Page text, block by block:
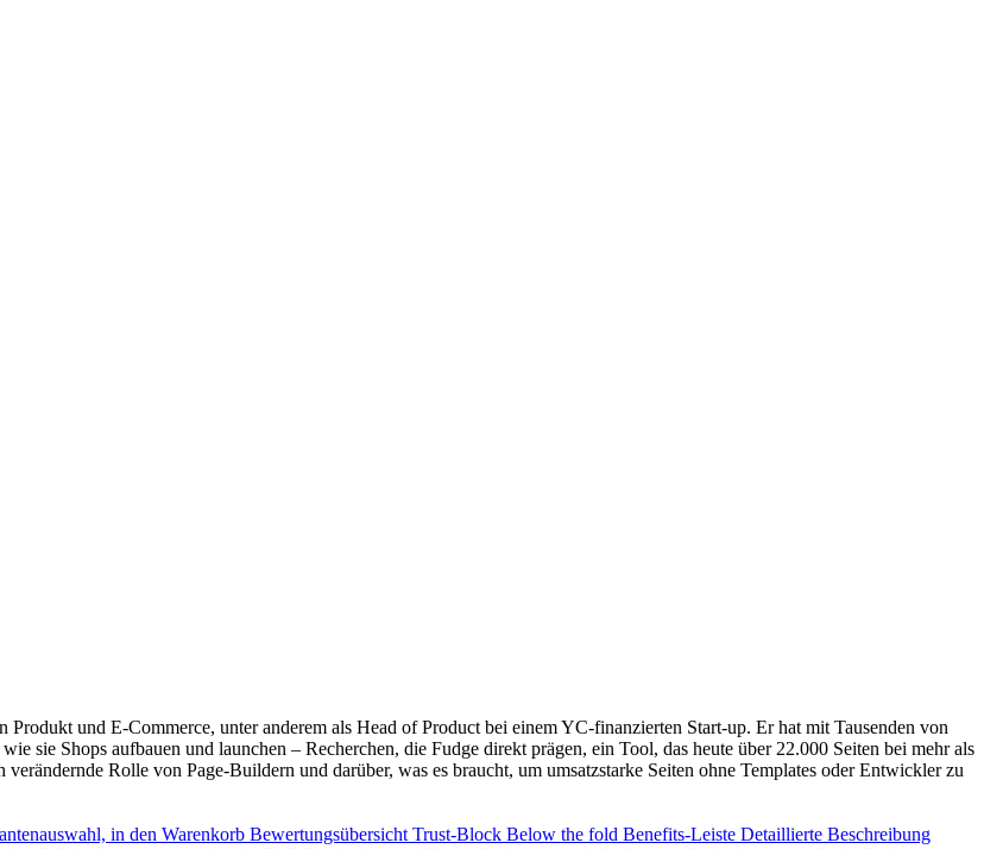
und E-Commerce, unter anderem als Head of Product bei einem YC-finanzierten Start-up. Er hat mit Tausenden von
sie Shops aufbauen und launchen – Recherchen, die Fudge direkt prägen, ein Tool, das heute über 22.000 Seiten bei mehr als
Rolle von Page-Buildern und darüber, was es braucht, um umsatzstarke Seiten ohne Templates oder Entwickler zu
in den Warenkorb Bewertungsübersicht Trust-Block Below the fold Benefits-Leiste Detaillierte Beschreibung